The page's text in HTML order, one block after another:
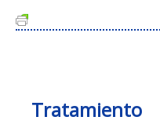
Tratamiento